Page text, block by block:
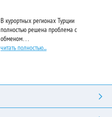
В курортных регионах Турции
полностью решена проблема с
обменом…
читать полностью...